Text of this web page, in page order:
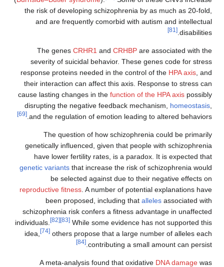
the risk of developing schizophrenia by as
and are frequently comorbid with autism
The genesCRHR1 andCRHBPare
severity of suicidal behavior. These genes
response proteins needed in the control of the
their interaction can affect this axis.
cause lasting changes in thefunction of the
disrupting the negative feedback mechanism,
and the regulation of emotion leading to
The question of how schizophrenia
genetically influenced, given that people with
have lower fertility rates, is a paradox. It is
genetic variantsthat increase the risk of
be selected against due to their
reproductive fitness. A number of potential
been proposed, including thatalleles
schizophrenia risk confers a fitness
individuals.
[83]While some evidence has not
idea,
[74]others propose that a large number
contributing a small
A meta-analysis found that oxidative